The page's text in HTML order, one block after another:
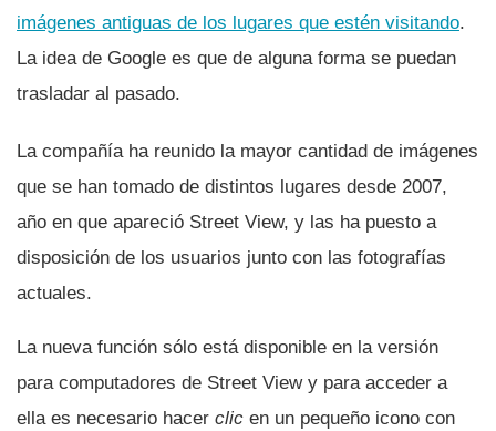
imágenes antiguas de los lugares que estén visitando.
La idea de Google es que de alguna forma se puedan
trasladar al pasado.
La compañí­a ha reunido la mayor cantidad de imágenes
que se han tomado de distintos lugares desde 2007,
año en que apareció Street View, y las ha puesto a
disposición de los usuarios junto con las fotografí­as
actuales.
La nueva función sólo está disponible en la versión
para computadores de Street View y para acceder a
ella es necesario hacer clic en un pequeño icono con